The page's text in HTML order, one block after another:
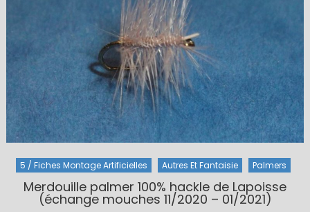
5 / Fiches Montage Artificielles Autres Et Fantaisie Palmers
Merdouille palmer 100% hackle de Lapoisse
(échange mouches 11/2020 – 01/2021)